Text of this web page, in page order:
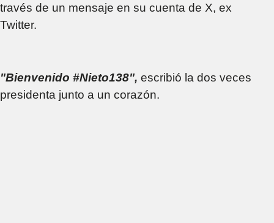
través de un mensaje en su cuenta de X, ex
Twitter.
"Bienvenido #Nieto138", escribió la dos veces
presidenta junto a un corazón.